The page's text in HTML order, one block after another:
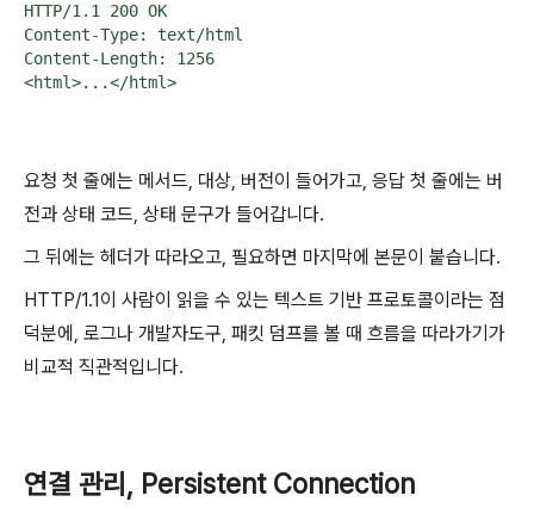
HTTP/1.1 200 OK
Content-Type: text/html
Content-Length: 1256
<html>...</html>
요청 첫 줄에는 메서드, 대상, 버전이 들어가고, 응답 첫 줄에는 버
전과 상태 코드, 상태 문구가 들어갑니다.
그 뒤에는 헤더가 따라오고, 필요하면 마지막에 본문이 붙습니다.
HTTP/1.1이 사람이 읽을 수 있는 텍스트 기반 프로토콜이라는 점
덕분에, 로그나 개발자도구, 패킷 덤프를 볼 때 흐름을 따라가기가
비교적 직관적입니다.
연결 관리, Persistent Connection